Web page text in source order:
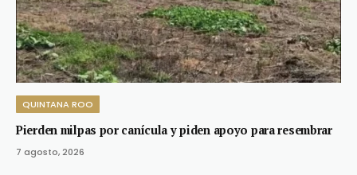
QUINTANA ROO
Pierden milpas por canícula y piden apoyo para resembrar
7 agosto, 2026